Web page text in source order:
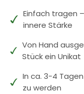
Einfach tragen
innere Stärke
Von Hand
Stück ein Unikat
In ca. 3-4
zu werden